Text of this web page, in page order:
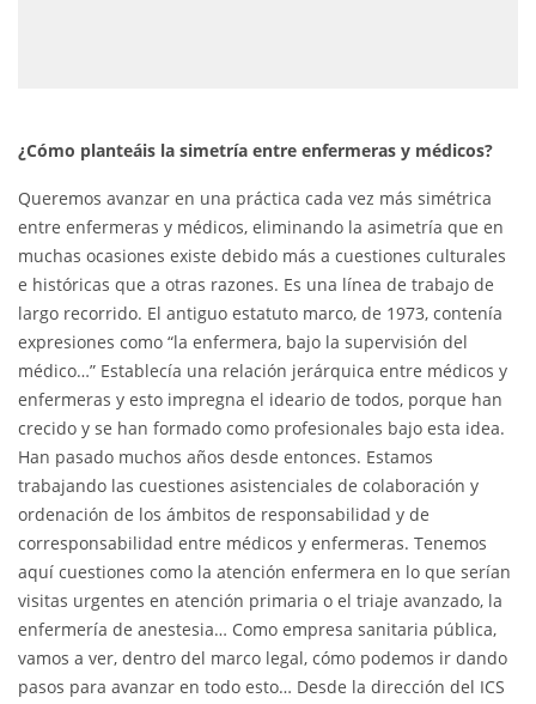
¿Cómo planteáis la simetría entre enfermeras y médicos?
Queremos avanzar en una práctica cada vez más simétrica
entre enfermeras y médicos, eliminando la asimetría que en
muchas ocasiones existe debido más a cuestiones culturales
e históricas que a otras razones. Es una línea de trabajo de
largo recorrido. El antiguo estatuto marco, de 1973, contenía
expresiones como “la enfermera, bajo la supervisión del
médico…” Establecía una relación jerárquica entre médicos y
enfermeras y esto impregna el ideario de todos, porque han
crecido y se han formado como profesionales bajo esta idea.
Han pasado muchos años desde entonces. Estamos
trabajando las cuestiones asistenciales de colaboración y
ordenación de los ámbitos de responsabilidad y de
corresponsabilidad entre médicos y enfermeras. Tenemos
aquí cuestiones como la atención enfermera en lo que serían
visitas urgentes en atención primaria o el triaje avanzado, la
enfermería de anestesia… Como empresa sanitaria pública,
vamos a ver, dentro del marco legal, cómo podemos ir dando
pasos para avanzar en todo esto… Desde la dirección del ICS